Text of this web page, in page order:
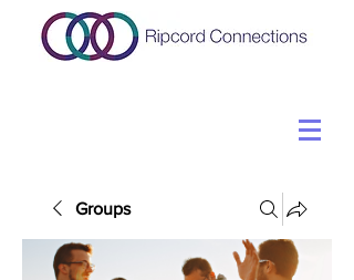
Groups